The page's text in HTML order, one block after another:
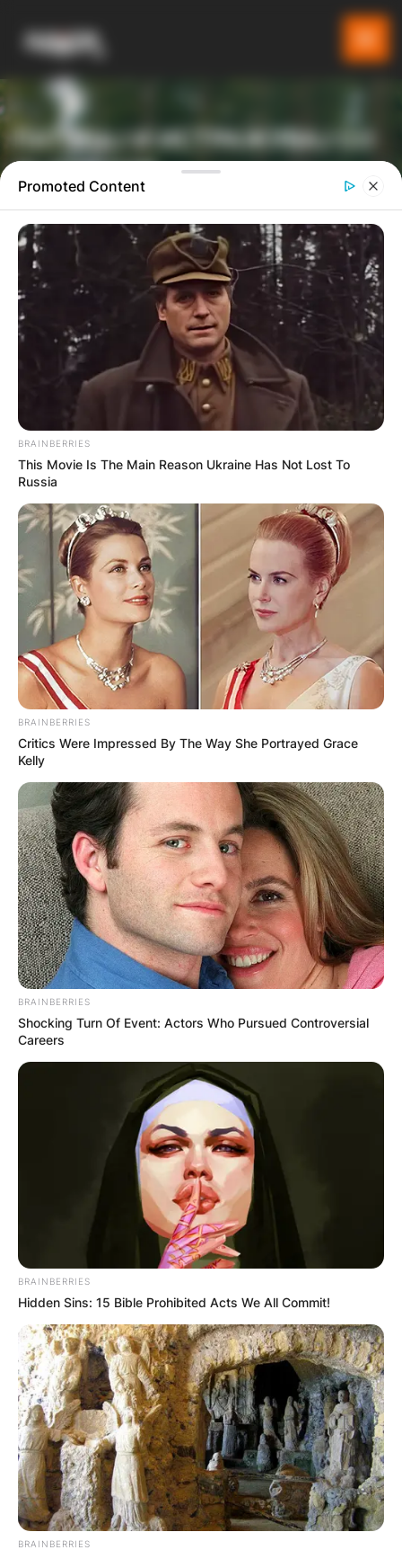
ПАТУВАЈ И ИСТРАЖУВАЈ СО
GLADIATOR
ТУРИСТИЧКА ПЛАТФОРМА
Барај
КАТЕГОРИИ
Пронајдете го тоа што ве интересира
најмногу
Апартмани Вили
Локали Хотели
ПОПУЛАРНИ
ЛОКАЦИИ
Promoted Content
BRAINBERRIES
This Movie Is The Main Reason Ukraine Has Not Lost To
Russia
BRAINBERRIES
Critics Were Impressed By The Way She Portrayed Grace
Kelly
BRAINBERRIES
Shocking Turn Of Event: Actors Who Pursued Controversial
Careers
BRAINBERRIES
Hidden Sins: 15 Bible Prohibited Acts We All Commit!
BRAINBERRIES